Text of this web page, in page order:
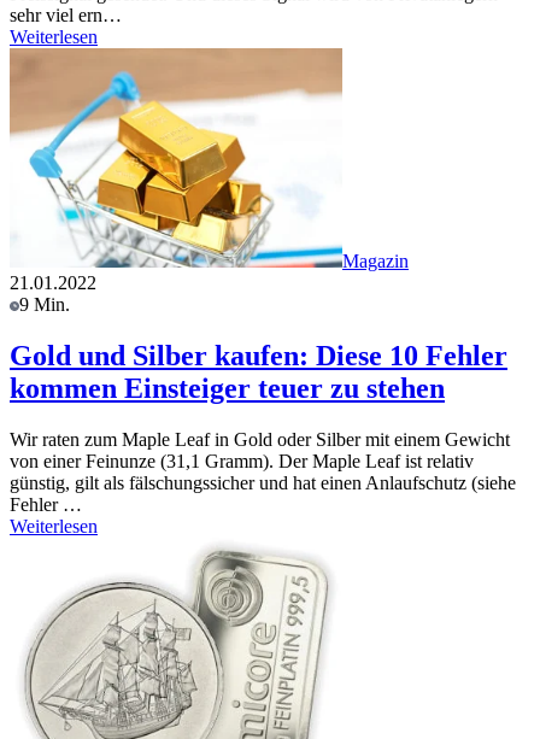
sehr viel ern…
Weiterlesen
Magazin
21.01.2022
9 Min.
Gold und Silber kaufen: Diese 10 Fehler
kommen Einsteiger teuer zu stehen
Wir raten zum Maple Leaf in Gold oder Silber mit einem Gewicht
von einer Feinunze (31,1 Gramm). Der Maple Leaf ist relativ
günstig, gilt als fälschungssicher und hat einen Anlaufschutz (siehe
Fehler …
Weiterlesen